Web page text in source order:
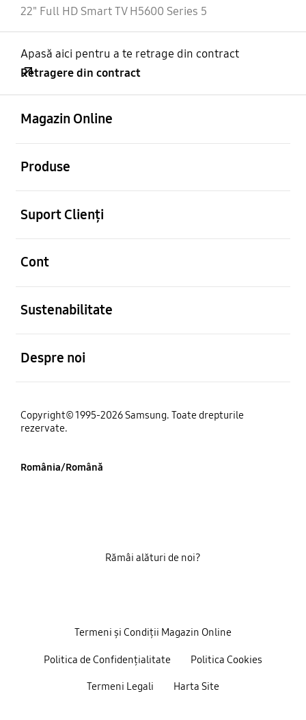
22" Full HD Smart TV H5600 Series 5
Apasă aici pentru a te retrage din contract
Retragere din contract
Magazin Online
Produse
Suport Clienți
Cont
Sustenabilitate
Despre noi
Copyright© 1995-2026 Samsung. Toate drepturile
rezervate.
România/Română
Termeni și Condiții Magazin Online
Politica de Confidențialitate Politica Cookies
Termeni Legali Harta Site
Rămâi alături de noi?